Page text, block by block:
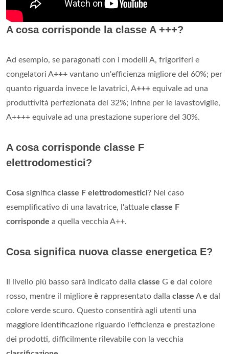
A cosa corrisponde la classe A +++?
Ad esempio, se paragonati con i modelli A, frigoriferi e
congelatori A+++ vantano un'efficienza migliore del 60%; per
quanto riguarda invece le lavatrici, A+++ equivale ad una
produttività perfezionata del 32%; infine per le lavastoviglie,
A++++ equivale ad una prestazione superiore del 30%.
A cosa corrisponde classe F
elettrodomestici?
Cosa significa classe F elettrodomestici? Nel caso
esemplificativo di una lavatrice, l'attuale classe F
corrisponde a quella vecchia A++.
Cosa significa nuova classe energetica E?
Il livello più basso sarà indicato dalla classe G e dal colore
rosso, mentre il migliore è rappresentato dalla classe Ae dal
colore verde scuro. Questo consentirà agli utenti una
maggiore identificazione riguardo l'efficienza e prestazione
dei prodotti, difficilmente rilevabile con la vecchia